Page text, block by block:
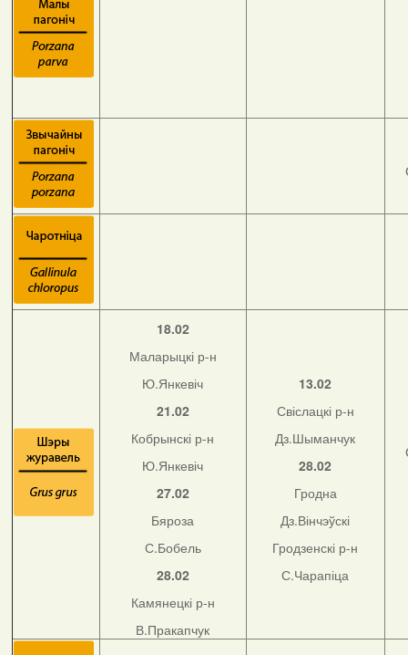
18.02
Маларыцкі р-н
Ю.Янкевіч
21.02
Кобрынскі р-н
Ю.Янкевіч
27.02
Бяроза
С.Бобель
28.02
Камянецкі р-н
В.Пракапчук
13.02
Свіслацкі р-н
Дз.Шыманчук
28.02
Гродна
Дз.Вінчэўскі
Гродзенскі р-н
С.Чарапіца